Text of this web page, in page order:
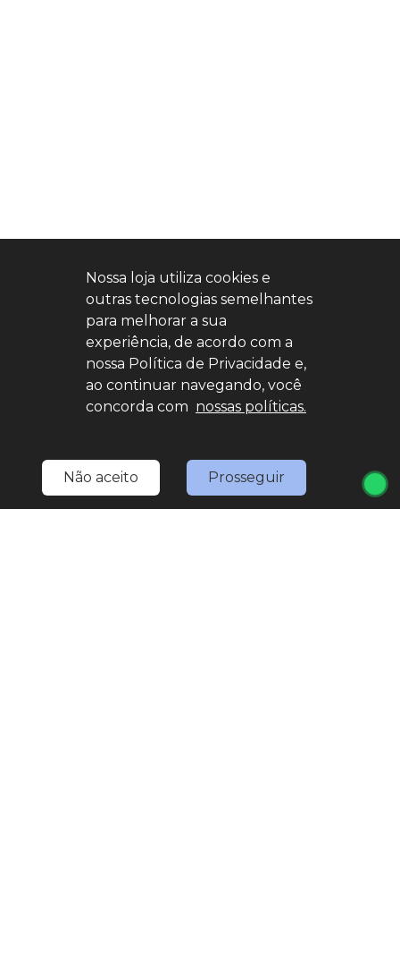
Nossa loja utiliza cookies e
outras tecnologias semelhantes
para melhorar a sua
experiência, de acordo com a
nossa Política de Privacidade e,
ao continuar navegando, você
concorda com nossas políticas.
Não aceito Prosseguir